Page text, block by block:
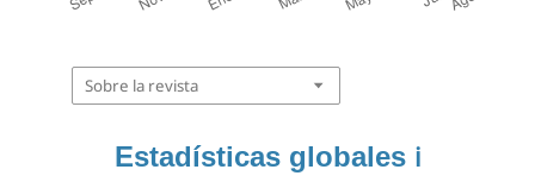
Sobre la revista
Estadísticas globales ℹ️